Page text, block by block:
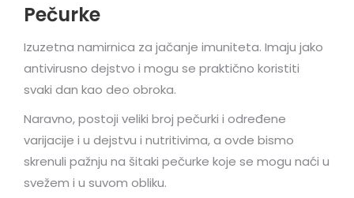
Pečurke
Izuzetna namirnica za jačanje imuniteta. Imaju jako
antivirusno dejstvo i mogu se praktično koristiti
svaki dan kao deo obroka.
Naravno, postoji veliki broj pečurki i određene
varijacije i u dejstvu i nutritivima, a ovde bismo
skrenuli pažnju na šitaki pečurke koje se mogu naći u
svežem i u suvom obliku.